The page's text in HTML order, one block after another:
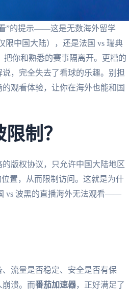
”的提示——这是无数海外留学
限中国大陆），还是法国 vs 瑞典
你和熟悉的赛事隔离开。更糟的
，完全失去了看球的乐趣。别担
观看体验，让你在海外也能和国
制？
版权协议，只允许中国大陆地区
置，从而限制访问。这就是为什
vs 波黑的直播海外无法观看——
流量是否稳定、安全是否有保
崩溃。而番茄加速器，正好满足了